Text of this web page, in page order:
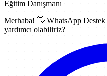
Eğitim Danışmanı
Merhaba! 👋 WhatsApp Destek
yardımcı olabiliriz?